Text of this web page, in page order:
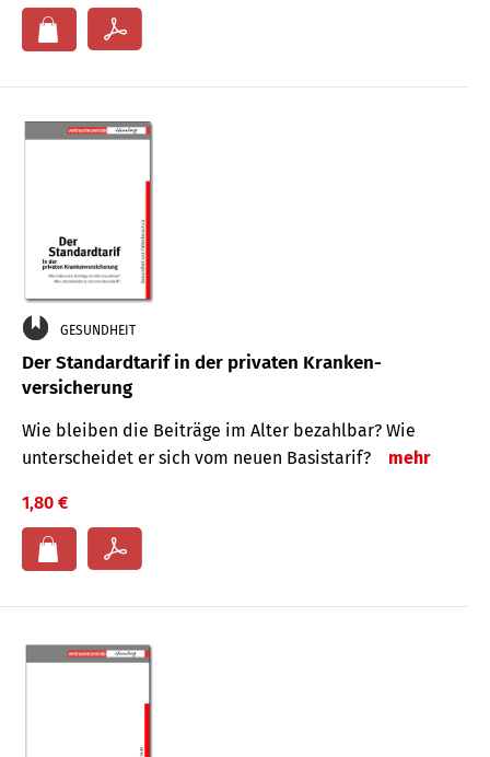
GESUNDHEIT
Der Standard­tarif in der privaten Kranken­
versicherung
Wie bleiben die Beiträge im Alter bezahlbar? Wie
unterscheidet er sich vom neuen Basistarif?
mehr
1,80 €